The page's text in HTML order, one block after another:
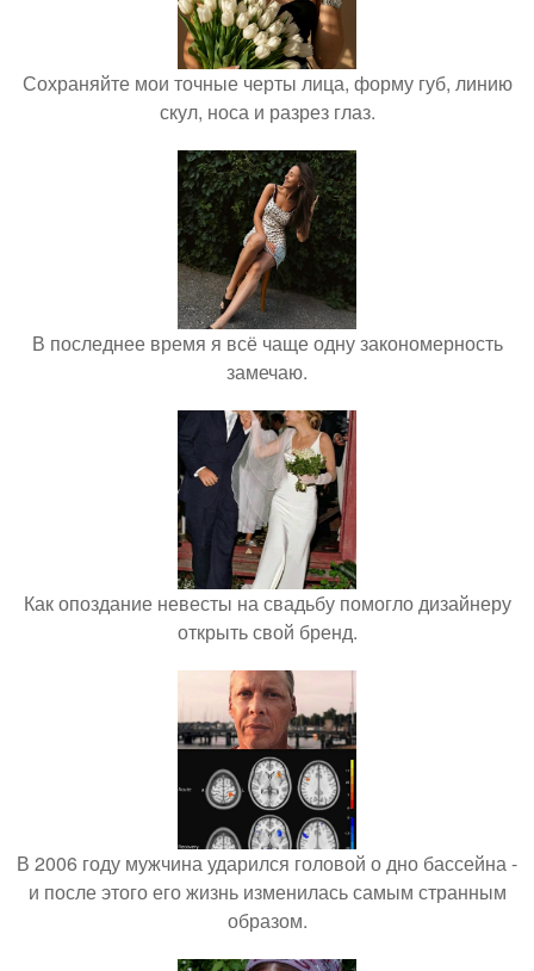
Сохраняйте мои точные черты лица, форму губ, линию
скул, носа и разрез глаз.
В последнее время я всё чаще одну закономерность
замечаю.
Как опоздание невесты на свадьбу помогло дизайнеру
открыть свой бренд.
В 2006 году мужчина ударился головой о дно бассейна -
и после этого его жизнь изменилась самым странным
образом.